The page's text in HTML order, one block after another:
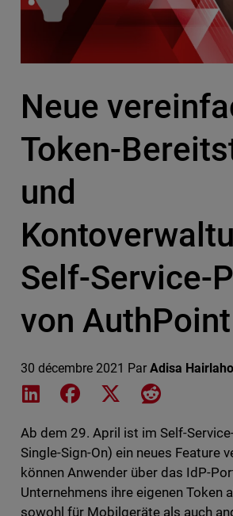
Neue
Token-
und
Self-Service-
von AuthPoint
30 décembre 2021 Par Adisa
Share on LinkedIn
Share on Facebook
Share on XShare on
Ab dem 29. April ist im Self-
Single-Sign-On) ein neues Feature
können Anwender über das IdP-
Unternehmens ihre eigenen Token
sowohl für Mobilgeräte als auch